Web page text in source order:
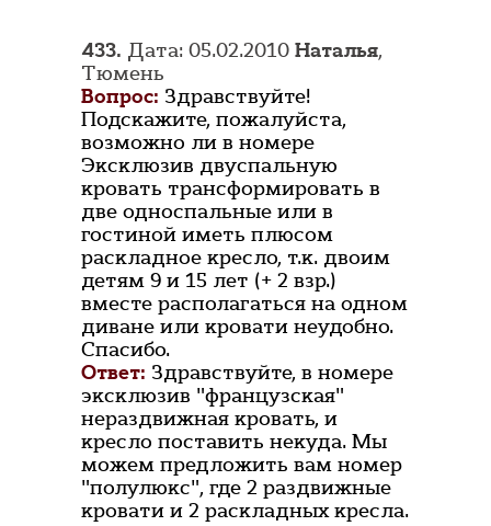
433. Дата: 05.02.2010 Наталья,
Тюмень
Вопрос: Здравствуйте!
Подскажите, пожалуйста,
возможно ли в номере
Эксклюзив двуспальную
кровать трансформировать в
две односпальные или в
гостиной иметь плюсом
раскладное кресло, т.к. двоим
детям 9 и 15 лет (+ 2 взр.)
вместе располагаться на одном
диване или кровати неудобно.
Спасибо.
Ответ: Здравствуйте, в номере
эксклюзив "французская"
нераздвижная кровать, и
кресло поставить некуда. Мы
можем предложить вам номер
"полулюкс", где 2 раздвижные
кровати и 2 раскладных кресла.